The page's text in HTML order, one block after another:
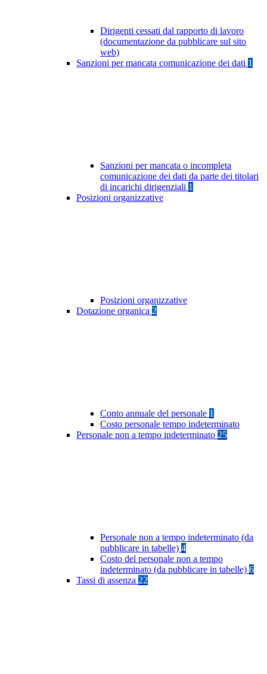
Dirigenti cessati dal rapporto di lavoro
(documentazione da pubblicare sul sito
web)
Sanzioni per mancata comunicazione dei dati 1
Sanzioni per mancata o incompleta
comunicazione dei dati da parte dei titolari
di incarichi dirigenziali 1
Posizioni organizzative
Posizioni organizzative
Dotazione organica 2
Conto annuale del personale 1
Costo personale tempo indeterminato
Personale non a tempo indeterminato 25
Personale non a tempo indeterminato (da
pubblicare in tabelle) 4
Costo del personale non a tempo
indeterminato (da pubblicare in tabelle) 6
Tassi di assenza 22